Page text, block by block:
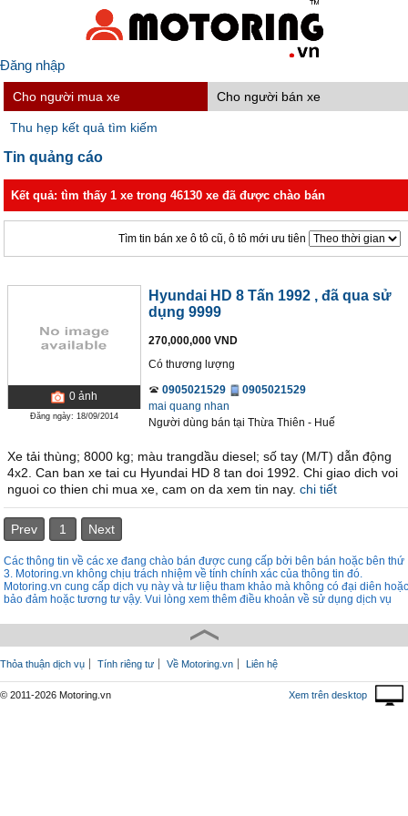
Đăng nhập
Cho người mua xe Cho người bán xe
Thu hẹp kết quả tìm kiếm
Tin quảng cáo
Kết quả: tìm thấy 1 xe trong 46130 xe đã được chào bán
Tìm tin bán xe ô tô cũ, ô tô mới ưu tiên
0 ảnh
Đăng ngày: 18/09/2014
Hyundai HD 8 Tấn 1992 , đã qua sử
dụng 9999
270,000,000 VND
Có thương lượng
0905021529
0905021529
mai quang nhan
Người dùng bán tại Thừa Thiên - Huế
Xe tải thùng; 8000 kg; màu trangdầu diesel; số tay (M/T) dẫn động
4x2. Can ban xe tai cu Hyundai HD 8 tan doi 1992. Chi giao dich voi
nguoi co thien chi mua xe, cam on da xem tin nay. chi tiết
Prev 1 Next
Các thông tin về các xe đang chào bán được cung cấp bởi bên bán hoặc bên thứ
3. Motoring.vn không chịu trách nhiệm về tính chính xác của thông tin đó.
Motoring.vn cung cấp dịch vụ này và tư liệu tham khảo mà không có đại diên hoặc
bảo đảm hoặc tương tư vậy. Vui lòng xem thêm điều khoản về sử dụng dịch vụ
Thỏa thuận dịch vụ Tính riêng tư Về Motoring.vn Liên hệ
© 2011-2026 Motoring.vn Xem trên desktop